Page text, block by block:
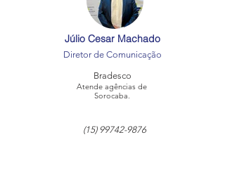
Júlio Cesar Machado
Diretor de Comunicação
Bradesco
Atende agências de
Sorocaba.
(15) 99742-9876